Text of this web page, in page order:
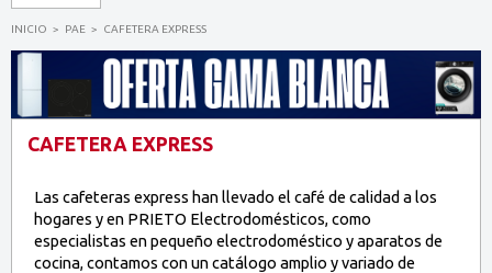
INICIO PAE CAFETERA EXPRESS
CAFETERA EXPRESS
Las cafeteras express han llevado el café de calidad a los
hogares y en PRIETO Electrodomésticos, como
especialistas en pequeño electrodoméstico y aparatos de
cocina, contamos con un catálogo amplio y variado de